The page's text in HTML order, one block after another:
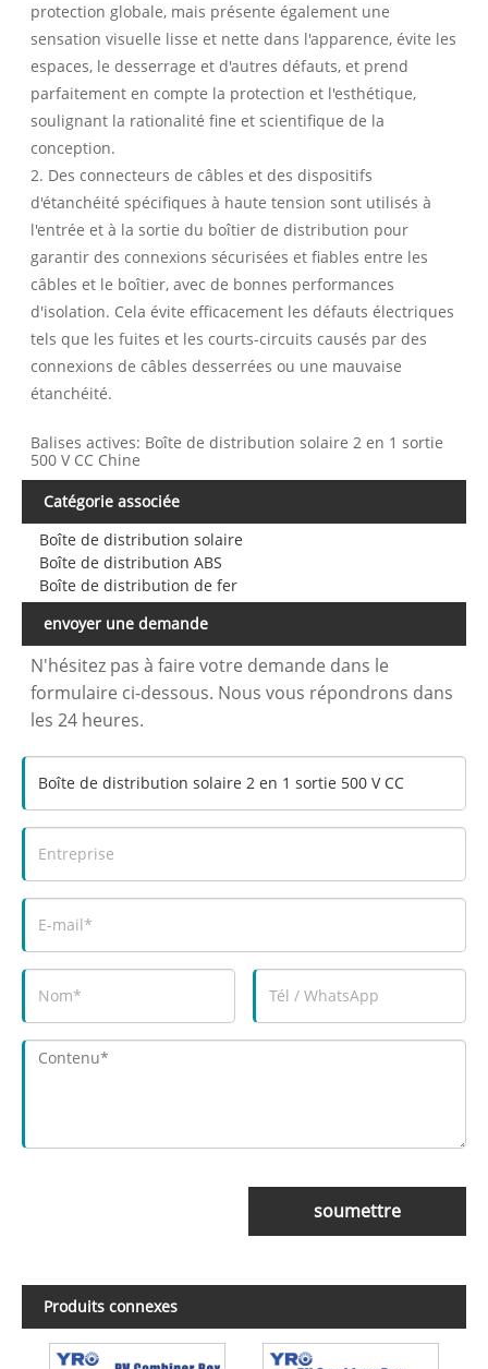
protection globale, mais présente également une
sensation visuelle lisse et nette dans l'apparence, évite les
espaces, le desserrage et d'autres défauts, et prend
parfaitement en compte la protection et l'esthétique,
soulignant la rationalité fine et scientifique de la
conception.
2. Des connecteurs de câbles et des dispositifs
d'étanchéité spécifiques à haute tension sont utilisés à
l'entrée et à la sortie du boîtier de distribution pour
garantir des connexions sécurisées et fiables entre les
câbles et le boîtier, avec de bonnes performances
d'isolation. Cela évite efficacement les défauts électriques
tels que les fuites et les courts-circuits causés par des
connexions de câbles desserrées ou une mauvaise
étanchéité.
Balises actives: Boîte de distribution solaire 2 en 1 sortie
500 V CC Chine
Catégorie associée
Boîte de distribution solaire
Boîte de distribution ABS
Boîte de distribution de fer
envoyer une demande
N'hésitez pas à faire votre demande dans le
formulaire ci-dessous. Nous vous répondrons dans
les 24 heures.
soumettre
Produits connexes